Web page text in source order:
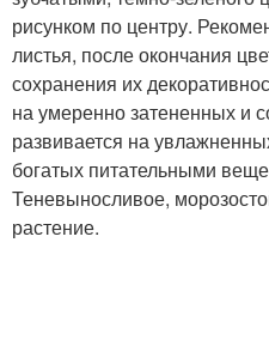
рисунком по центру.
листья, после окончания
сохранения их
на умеренно затененных и
развивается на
богатых питательными
Теневыносливое,
растение.